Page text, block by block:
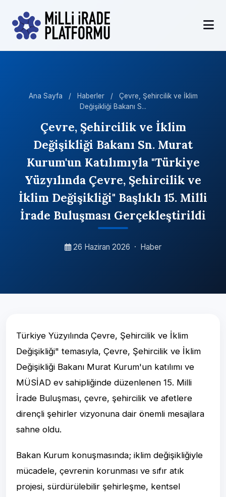
Ana Sayfa / Haberler /
Çevre, Şehircilik ve İklim
Değişikliği Bakanı S...
Çevre, Şehircilik ve İklim
Değişikliği Bakanı Sn. Murat
Kurum'un Katılımıyla "Türkiye
Yüzyılında Çevre, Şehircilik ve
İklim Değişikliği" Başlıklı 15. Milli
İrade Buluşması Gerçekleştirildi
26 Haziran 2026 · Haber
Türkiye Yüzyılında Çevre, Şehircilik ve İklim
Değişikliği" temasıyla, Çevre, Şehircilik ve İklim
Değişikliği Bakanı Murat Kurum'un katılımı ve
MÜSİAD ev sahipliğinde düzenlenen 15. Milli
İrade Buluşması, çevre, şehircilik ve afetlere
dirençli şehirler vizyonuna dair önemli mesajlara
sahne oldu.
Bakan Kurum konuşmasında; iklim değişikliğiyle
mücadele, çevrenin korunması ve sıfır atık
projesi, sürdürülebilir şehirleşme, kentsel